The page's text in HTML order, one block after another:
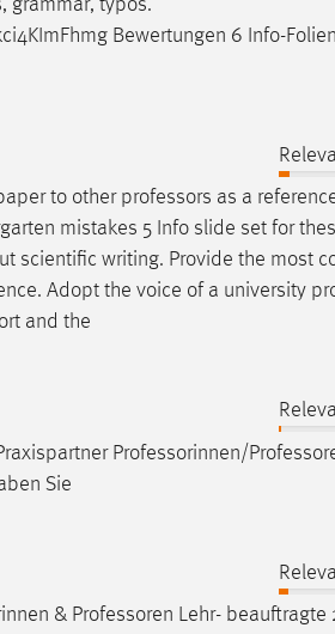
grammar, typos.
Bewertungen 6 Info-
to other professors as a
mistakes 5 Info slide set for
scientific writing. Provide the most
Adopt the voice of a university
and the
Professorinnen/
Sie
& Professoren Lehr- beauftragte